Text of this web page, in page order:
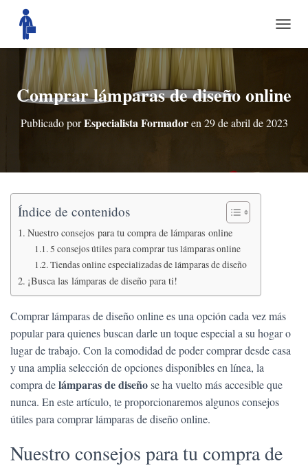
A
A
M
N
Comprar lámparas de diseño online
Publicado porEspecialista Formadoren 29 de abril de 2023
Índice de contenidos
Nuestro consejos para tu compra de lámparas online
5 consejos útiles para comprar tus lámparas online
Tiendas online especializadas de lámparas de diseño
¡Busca las lámparas de diseño para ti!
Comprar lámparas de diseño online es una opción cada vez más
popular para quienes buscan darle un toque especial a su hogar o
lugar de trabajo. Con la comodidad de poder comprar desde casa
y una amplia selección de opciones disponibles en línea, la
compra delámparas de diseñose ha vuelto más accesible que
nunca. En este artículo, te proporcionaremos algunos consejos
útiles para comprar lámparas de diseño online.
Nuestro consejos para tu compra de